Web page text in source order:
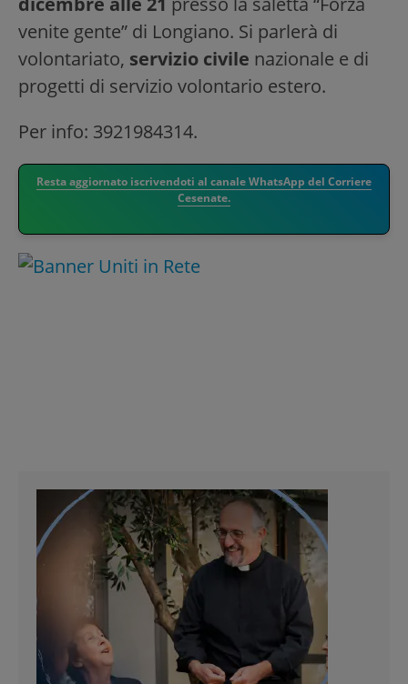
venite gente” di Longiano. Si parlerà di
volontariato, servizio civile nazionale e di
progetti di servizio volontario estero.
Per info: 3921984314.
Resta aggiornato iscrivendoti al canale WhatsApp del Corriere
Cesenate.